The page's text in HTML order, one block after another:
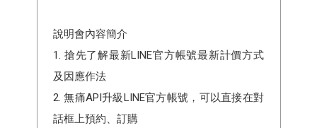
說明會內容簡介
1. 搶先了解最新LINE官方帳號最新計價方式
及因應作法
2. 無痛API升級LINE官方帳號，可以直接在對
話框上預約、訂購